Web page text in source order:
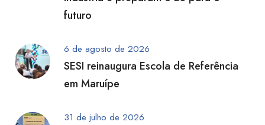
futuro
6 de agosto de 2026
SESI reinaugura Escola de Referência
em Maruípe
31 de julho de 2026